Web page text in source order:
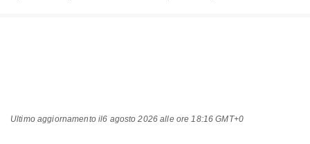
Ultimo aggiornamento il6 agosto 2026 alle ore 18:16 GMT+0